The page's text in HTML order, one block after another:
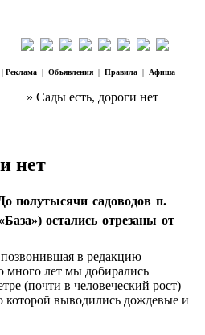
| Реклама | Объявления | Правила | Афиша
» Сады есть, дороги нет
нет
полутысячи садоводов п.
остались отрезаны от
в редакцию
лет мы добирались
(почти в человеческий рост)
которой выводились дождевые и